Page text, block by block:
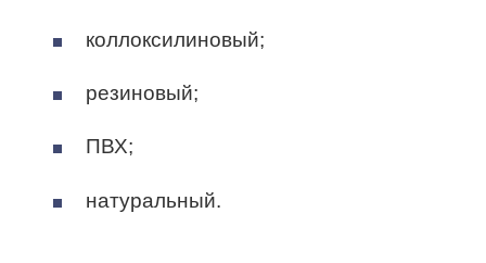
коллоксилиновый;
резиновый;
ПВХ;
натуральный.